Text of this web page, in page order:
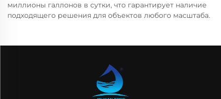
миллионы галлонов в сутки, что гарантирует наличие
подходящего решения для объектов любого масштаба.